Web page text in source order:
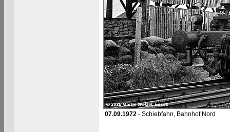
07.09.1972- Schiebfahn, Bahnhof Nord